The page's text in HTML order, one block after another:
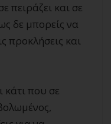
πειράζει και σε
δε μπορείς να
προκλήσεις και
κάτι που σε